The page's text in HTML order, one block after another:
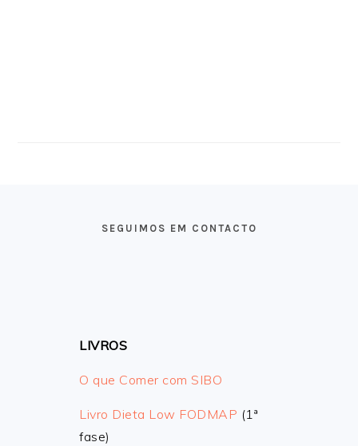
SEGUIMOS EM CONTACTO
LIVROS
O que Comer com SIBO
Livro Dieta Low FODMAP (1ª
fase)